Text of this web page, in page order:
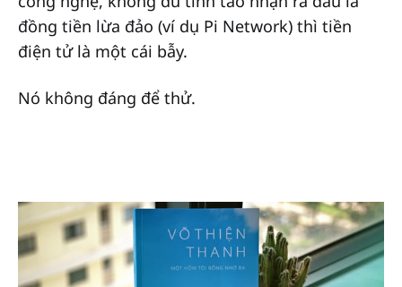
đồng tiền lừa đảo (ví dụ Pi Network) thì tiền
điện tử là một cái bẫy.
Nó không đáng để thử.